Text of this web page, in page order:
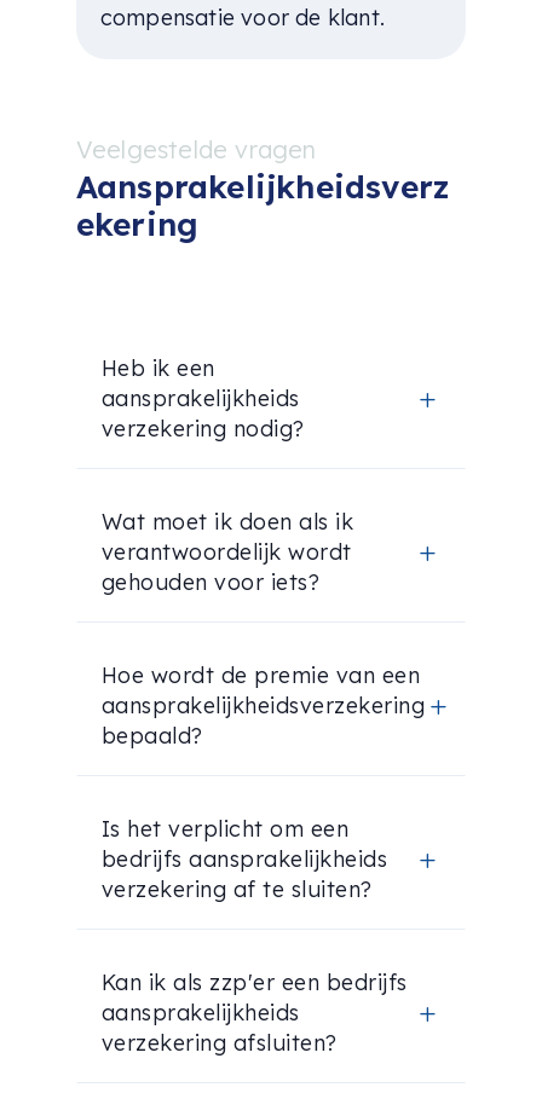
compensatie voor de klant.
Veelgestelde vragen
Aansprakelijkheidsverz
ekering
Heb ik een
aansprakelijkheids
verzekering nodig?
L
Wat moet ik doen als ik
verantwoordelijk wordt
gehouden voor iets?
L
Hoe wordt de premie van een
aansprakelijkheidsverzekering
bepaald?
L
Is het verplicht om een
bedrijfs aansprakelijkheids
verzekering af te sluiten?
L
Kan ik als zzp'er een bedrijfs
aansprakelijkheids
verzekering afsluiten?
L